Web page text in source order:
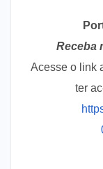
Receba
Acesse o link
ter